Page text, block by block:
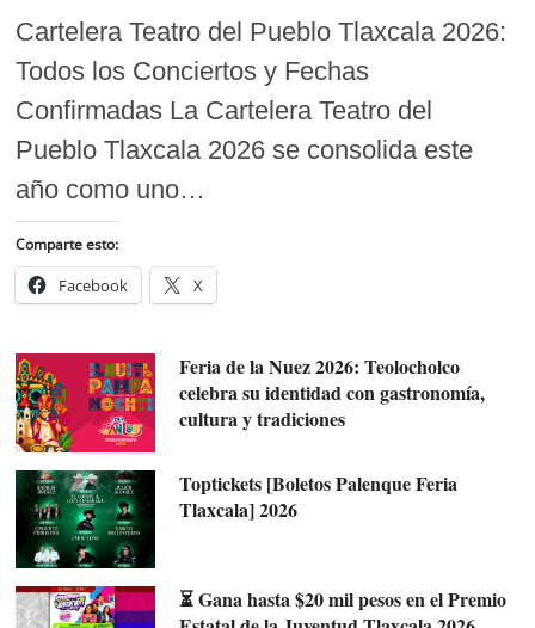
Cartelera Teatro del Pueblo Tlaxcala 2026:
Todos los Conciertos y Fechas
Confirmadas La Cartelera Teatro del
Pueblo Tlaxcala 2026 se consolida este
año como uno…
Comparte esto:
Facebook X
Feria de la Nuez 2026: Teolocholco
celebra su identidad con gastronomía,
cultura y tradiciones
Toptickets [Boletos Palenque Feria
Tlaxcala] 2026
⏳ Gana hasta $20 mil pesos en el Premio